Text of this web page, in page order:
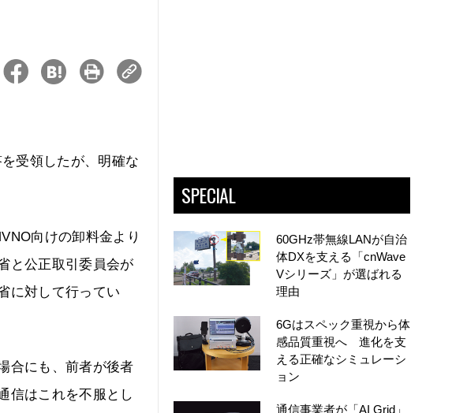
受領したが、明確な
向けの卸料金より
と公正取引委員会が
に対して行ってい
合にも、前者が後者
信はこれを不服とし
SPECIAL
60GHz帯無線LANが自治
体DXを支える「cnWave
Vシリーズ」が選ばれる
理由
6Gはスペック重視から体
感品質重視へ 進化を支
える正確なシミュレーシ
ョン
通信事業者が「AI Grid」